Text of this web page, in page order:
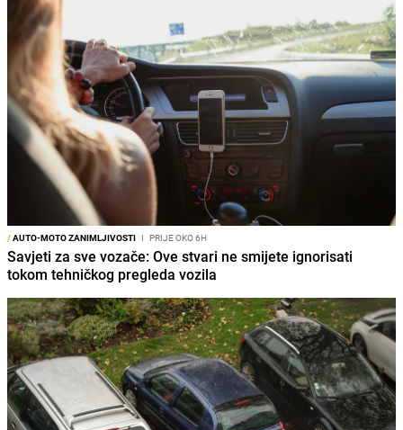
/AUTO-MOTO ZANIMLJIVOSTI I PRIJE OKO 6H
Savjeti za sve vozače: Ove stvari ne smijete ignorisati
tokom tehničkog pregleda vozila